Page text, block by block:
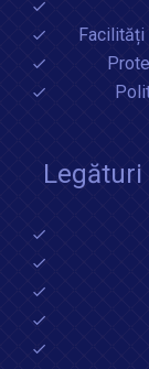
Facilități
Legături